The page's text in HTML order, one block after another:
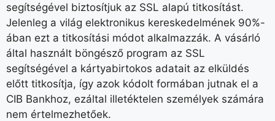
segítségével biztosítjuk az SSL alapú titkosítást.
Jelenleg a világ elektronikus kereskedelmének 90%-
ában ezt a titkosítási módot alkalmazzák. A vásárló
által használt böngésző program az SSL
segítségével a kártyabirtokos adatait az elküldés
előtt titkosítja, így azok kódolt formában jutnak el a
CIB Bankhoz, ezáltal illetéktelen személyek számára
nem értelmezhetőek.